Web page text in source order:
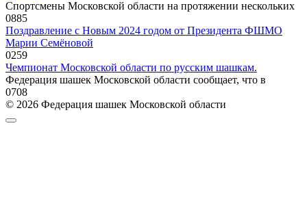
Спортсмены Московской области на протяжении нескольких
0885
Поздравление с Новым 2024 годом от Президента ФШМО
Марии Семёновой
0259
Чемпионат Московской области по русским шашкам.
Федерация шашек Московской области сообщает, что в
0708
© 2026 Федерация шашек Московской области